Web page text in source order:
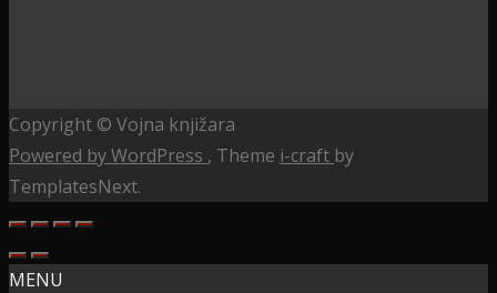
Copyright © Vojna knjižara
Powered by WordPress , Theme i-craft by
TemplatesNext.
MENU